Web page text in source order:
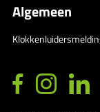
Algemeen